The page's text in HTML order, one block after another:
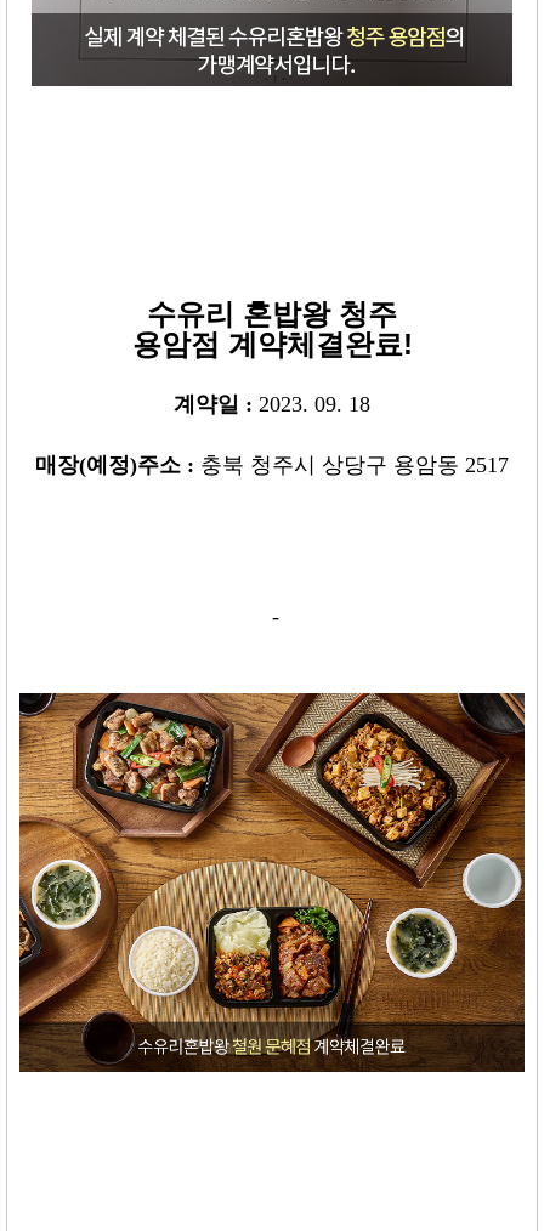
수유리 혼밥왕 청주
용암점 계약체결완료!
계약일 : 2023. 09. 18
매장(예정)주소 : 충북 청주시 상당구 용암동 2517
-